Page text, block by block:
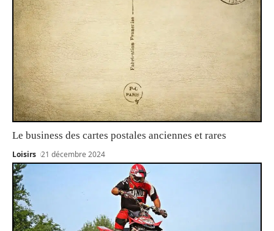
Le business des cartes postales anciennes et rares
Loisirs 21 décembre 2024